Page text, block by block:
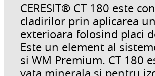
CERESIT® CT 180 este
cladirilor prin aplicarea
exterioara folosind placi
Este un element al
si WM Premium. CT 180